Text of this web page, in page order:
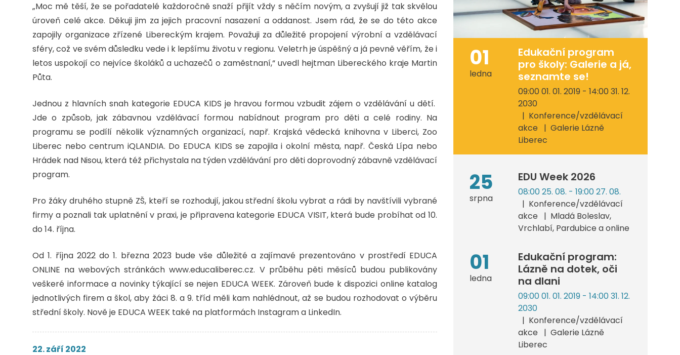
„Moc mě těší, že se pořadatelé každoročně snaží přijít vždy s něčím novým, a zvyšují již tak skvělou
úroveň celé akce. Děkuji jim za jejich pracovní nasazení a oddanost. Jsem rád, že se do této akce
zapojily organizace zřízené Libereckým krajem. Považuji za důležité propojení výrobní a vzdělávací
sféry, což ve svém důsledku vede i k lepšímu životu v regionu. Veletrh je úspěšný a já pevně věřím, že i
letos uspokojí co nejvíce školáků a uchazečů o zaměstnaní,“ uvedl hejtman Libereckého kraje Martin
Půta.
Jednou z hlavních snah kategorie EDUCA KIDS je hravou formou vzbudit zájem o vzdělávání u dětí.
Jde o způsob, jak zábavnou vzdělávací formou nabídnout program pro děti a celé rodiny. Na
programu se podílí několik významných organizací, např. Krajská vědecká knihovna v Liberci, Zoo
Liberec nebo centrum iQLANDIA. Do EDUCA KIDS se zapojila i okolní města, např. Česká Lípa nebo
Hrádek nad Nisou, která též přichystala na týden vzdělávání pro děti doprovodný zábavně vzdělávací
program.
Pro žáky druhého stupně ZŠ, kteří se rozhodují, jakou střední školu vybrat a rádi by navštívili vybrané
firmy a poznali tak uplatnění v praxi, je připravena kategorie EDUCA VISIT, která bude probíhat od 10.
do 14. října.
Od 1. října 2022 do 1. března 2023 bude vše důležité a zajímavé prezentováno v prostředí EDUCA
ONLINE na webových stránkách www.educaliberec.cz. V průběhu pěti měsíců budou publikovány
veškeré informace a novinky týkající se nejen EDUCA WEEK. Zároveň bude k dispozici online katalog
jednotlivých firem a škol, aby žáci 8. a 9. tříd měli kam nahlédnout, až se budou rozhodovat o výběru
střední školy. Nově je EDUCA WEEK také na platformách Instagram a LinkedIn.
22. září 2022
01
ledna
Edukační program
pro školy: Galerie a já,
seznamte se!
09:00 01. 01. 2019 - 14:00 31. 12.
2030
Konference/vzdělávací
akce
Galerie Lázně
Liberec
25
srpna
EDU Week 2026
08:00 25. 08. - 19:00 27. 08.
Konference/vzdělávací
akce
Mladá Boleslav,
Vrchlabí, Pardubice a online
01
ledna
Edukační program:
Lázně na dotek, oči
na dlani
09:00 01. 01. 2019 - 14:00 31. 12.
2030
Konference/vzdělávací
akce
Galerie Lázně
Liberec